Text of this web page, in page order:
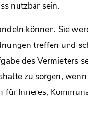
nutzbar sein.
können. Sie
treffen und
des Vermieters
zu sorgen,
Inneres,